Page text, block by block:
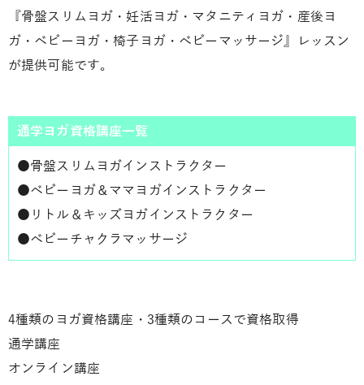
『骨盤スリムヨガ・妊活ヨガ・マタニティヨガ・産後ヨ
ガ・ベビーヨガ・椅子ヨガ・ベビーマッサージ』レッスン
が提供可能です。
通学ヨガ資格講座一覧
●骨盤スリムヨガインストラクター
●ベビーヨガ＆ママヨガインストラクター
● リトル＆キッズヨガインストラクター
●ベビーチャクラマッサージ
4種類のヨガ資格講座・3種類のコースで資格取得
通学講座
オンライン講座